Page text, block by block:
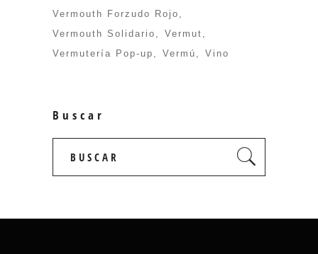
Vermouth Forzudo Rojo
Vermouth Solidario
Vermut
Vermutería Pop-up
Vermú Vino
Buscar